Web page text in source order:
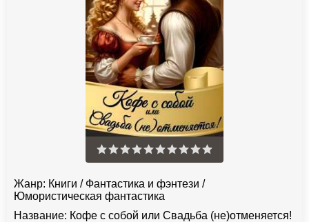
Жанр: Книги / Фантастика и фэнтези /
Юмористическая фантастика
Название: Кофе с собой или Свадьба (не)отменяется!